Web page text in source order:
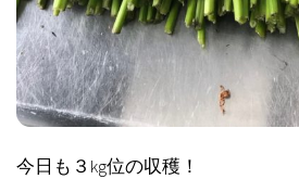
今日も３kg位の収穫！